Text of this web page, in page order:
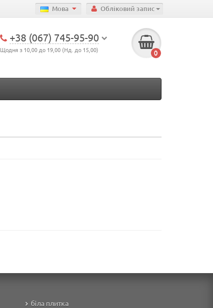
Обліковий запис
Мова
+38 (067) 745-95-90
Щодня з 10,00 до 19,00 (Нд. до 15,00) 0
біла плитка